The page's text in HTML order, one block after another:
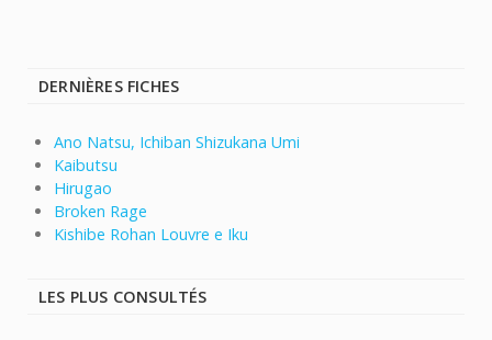
DERNIÈRES FICHES
Ano Natsu, Ichiban Shizukana Umi
Kaibutsu
Hirugao
Broken Rage
Kishibe Rohan Louvre e Iku
LES PLUS CONSULTÉS